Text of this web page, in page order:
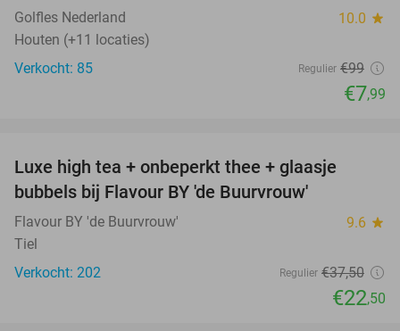
Golfles Nederland 10.0 star
Houten (+11 locaties)
Verkocht: 85
Regulier €99
€7,99
Luxe high tea + onbeperkt thee + glaasje
bubbels bij Flavour BY 'de Buurvrouw'
Flavour BY 'de Buurvrouw' 9.6 star
Tiel
Verkocht: 202
Regulier €37,50
€22,50